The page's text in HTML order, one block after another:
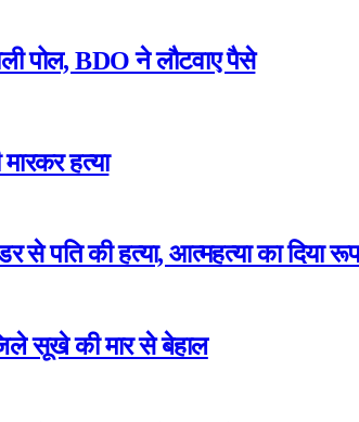
पोल, BDO ने लौटवाए पैसे
हत्या
पति की हत्या, आत्महत्या का दिया
सूखे की मार से बेहाल